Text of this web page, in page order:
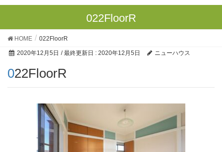
022FloorR
HOME 022FloorR
2020年12月5日 / 最終更新日 : 2020年12月5日 ニューハウス
022FloorR